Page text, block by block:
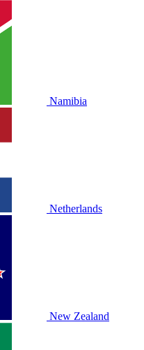
Namibia
Netherlands
New Zealand